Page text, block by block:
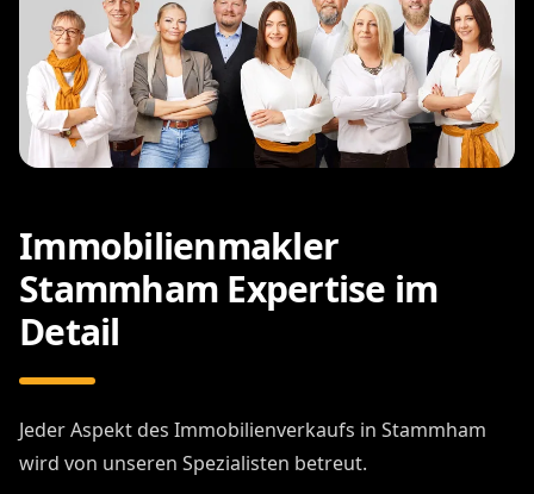
Immobilienmakler
Stammham Expertise im
Detail
Jeder Aspekt des Immobilienverkaufs in Stammham
wird von unseren Spezialisten betreut.